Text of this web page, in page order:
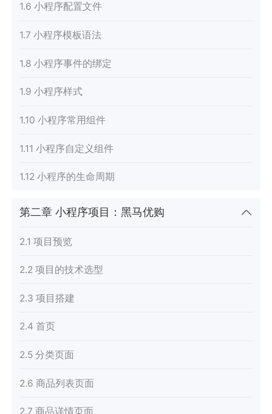
1.6 小程序配置文件
1.7 小程序模板语法
1.8 小程序事件的绑定
1.9 小程序样式
1.10 小程序常用组件
1.11 小程序自定义组件
1.12 小程序的生命周期
第二章 小程序项目：黑马优购
2.1 项目预览
2.2 项目的技术选型
2.3 项目搭建
2.4 首页
2.5 分类页面
2.6 商品列表页面
2.7 商品详情页面